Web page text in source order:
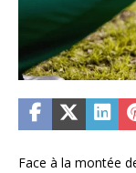
Face à la montée